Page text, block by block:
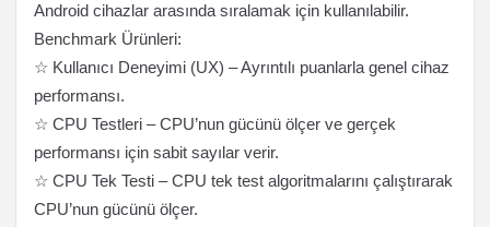
Android cihazlar arasında sıralamak için kullanılabilir.
Benchmark Ürünleri:
☆ Kullanıcı Deneyimi (UX) – Ayrıntılı puanlarla genel cihaz
performansı.
☆ CPU Testleri – CPU’nun gücünü ölçer ve gerçek
performansı için sabit sayılar verir.
☆ CPU Tek Testi – CPU tek test algoritmalarını çalıştırarak
CPU’nun gücünü ölçer.